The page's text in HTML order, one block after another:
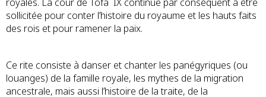
sollicitée pour conter l’histoire du royaume et les hauts faits
des rois et pour ramener la paix.
Ce rite consiste à danser et chanter les panégyriques (ou
louanges) de la famille royale, les mythes de la migration
ancestrale, mais aussi l’histoire de la traite, de la